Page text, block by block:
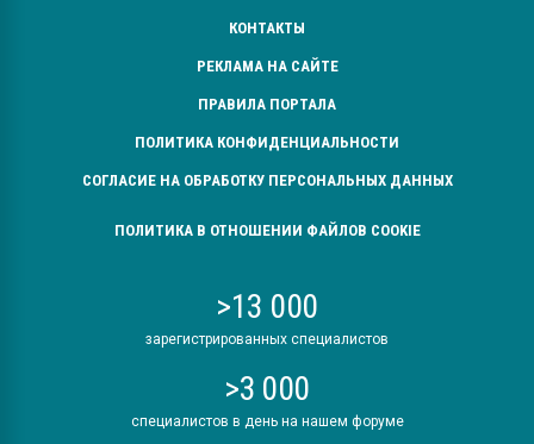
КОНТАКТЫ
РЕКЛАМА НА САЙТЕ
ПРАВИЛА ПОРТАЛА
ПОЛИТИКА КОНФИДЕНЦИАЛЬНОСТИ
СОГЛАСИЕ НА ОБРАБОТКУ ПЕРСОНАЛЬНЫХ ДАННЫХ
ПОЛИТИКА В ОТНОШЕНИИ ФАЙЛОВ COOKIE
>13 000
зарегистрированных специалистов
>3 000
специалистов в день на нашем форуме